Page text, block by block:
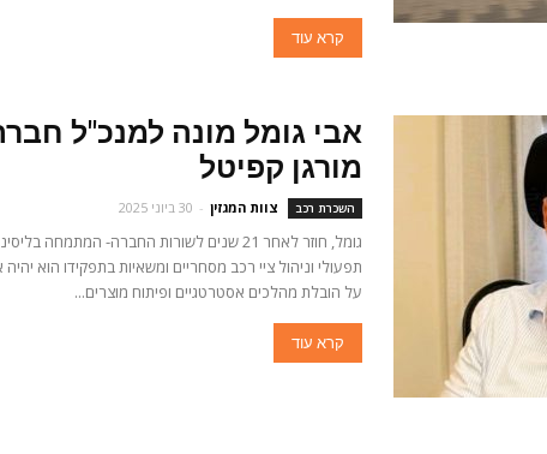
קרא עוד
אבי גומל מונה למנכ"ל
מורגן קפיטל
השכרת רכב צוות המגזין - 30 ביוני 2025
גומל, חוזר לאחר 21 שנים לשורות החברה- המתמחה
תפעולי וניהול ציי רכב מסחריים ומשאיות בתפקידו הוא
על הובלת מהלכים אסטרטגיים ופיתוח מוצרים...
קרא עוד